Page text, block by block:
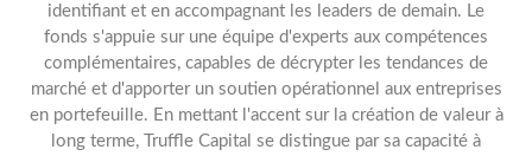
identifiant et en accompagnant les leaders de demain. Le
fonds s'appuie sur une équipe d'experts aux compétences
complémentaires, capables de décrypter les tendances de
marché et d'apporter un soutien opérationnel aux entreprises
en portefeuille. En mettant l'accent sur la création de valeur à
long terme, Truffle Capital se distingue par sa capacité à